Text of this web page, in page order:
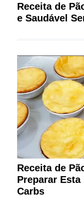
Receita de
e Saudável
Receita de
Preparar Esta
Carbs